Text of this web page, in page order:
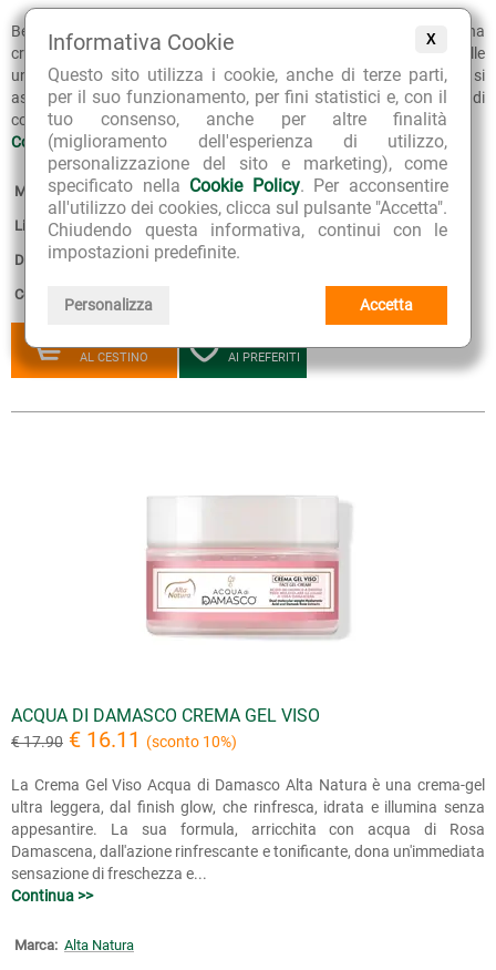
X
Informativa Cookie
Questo sito utilizza i cookie, anche di terze parti,
per il suo funzionamento, per fini statistici e, con il
tuo consenso, anche per altre finalità
(miglioramento dell'esperienza di utilizzo,
personalizzazione del sito e marketing), come
specificato nella Cookie Policy. Per acconsentire
all'utilizzo dei cookies, clicca sul pulsante "Accetta".
Chiudendo questa informativa, continui con le
impostazioni predefinite.
Personalizza Accetta
Beauty Remedies Face Cream Crema Viso Idratante h24 Lepo è una
crema dal tocco setoso, formulata per offrire a ogni tipo di pelle
un'idratazione intensa e prolungata. La sua texture ultra fondente si
assorbe all'istante, donando al viso una piacevole sensazione di
comfort che dura tutto il giorno.
Continua >>
Marca: Lepo
Linea: Beauty Remedies
Disponibilità: 5
Confezione: 50 ml
AL CESTINO
AI PREFERITI
ACQUA DI DAMASCO CREMA GEL VISO
€ 17.90 € 16.11 (sconto 10%)
La Crema Gel Viso Acqua di Damasco Alta Natura è una crema-gel
ultra leggera, dal finish glow, che rinfresca, idrata e illumina senza
appesantire. La sua formula, arricchita con acqua di Rosa
Damascena, dall'azione rinfrescante e tonificante, dona un'immediata
sensazione di freschezza e...
Continua >>
Marca: Alta Natura